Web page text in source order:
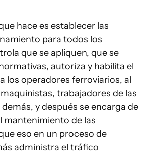
hace es establecer las
para todos los
que se apliquen, que se
autoriza y habilita el
los operadores ferroviarios, al
trabajadores de las
y después se encarga de
mantenimiento de las
eso en un proceso de
administra el tráfico